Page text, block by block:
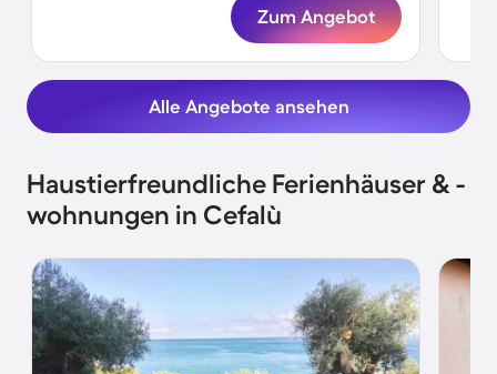
Zum Angebot
Alle Angebote ansehen
Haustierfreundliche Ferienhäuser & -
wohnungen in Cefalù